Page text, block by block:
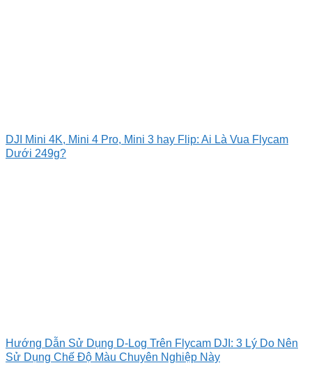
DJI Mini 4K, Mini 4 Pro, Mini 3 hay Flip: Ai Là Vua Flycam
Dưới 249g?
Hướng Dẫn Sử Dụng D-Log Trên Flycam DJI: 3 Lý Do Nên
Sử Dụng Chế Độ Màu Chuyên Nghiệp Này